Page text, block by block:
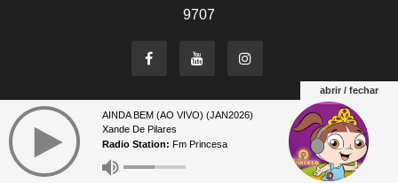
9707
Um site pertencente a Fundação Santo Antônio © Todos
os direitos reservados.
abrir / fechar
AINDA BEM (AO VIVO) (JAN2026)
Xande De Pilares
Radio Station: Fm Princesa